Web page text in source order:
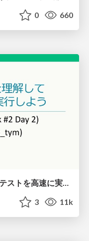
0 660
Robolectricの限界を理解してUIテストを高速に実行しよう / Let's run UI Test faster with understanding limit of Robolectric
3 11k